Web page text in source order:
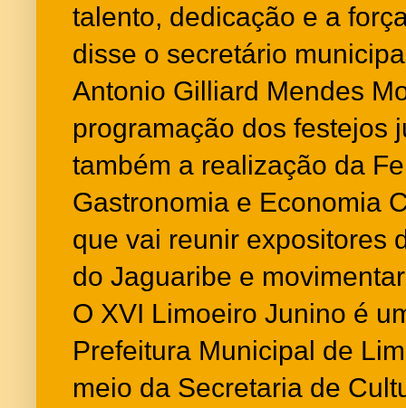
talento, dedicação e a
disse o secretário
Antonio Gilliard Mendes
programação dos festejos
também a realização da
Gastronomia e Economia
que vai reunir expositores
do Jaguaribe e
O XVI Limoeiro Junino é
Prefeitura Municipal de
meio da Secretaria de